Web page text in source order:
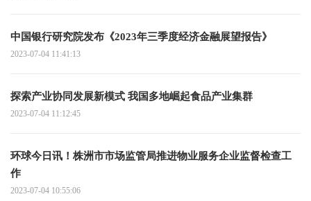
中国银行研究院发布《2023年三季度经济金融展望报告》
2023-07-04 11:41:13
探索产业协同发展新模式 我国多地崛起食品产业集群
2023-07-04 11:12:45
环球今日讯！株洲市市场监管局推进物业服务企业监督检查工
作
2023-07-04 10:55:06